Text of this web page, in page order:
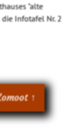
"alte
Infotafel Nr. 2
↑